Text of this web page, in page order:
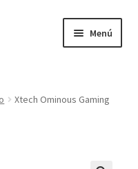
Menú
Xtech Ominous Gaming